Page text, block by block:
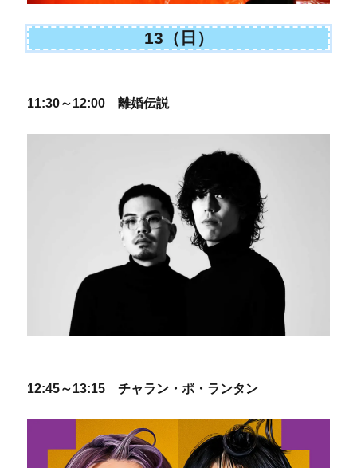
13（日）
11:30～12:00 離婚伝説
12:45～13:15 チャラン・ポ・ランタン